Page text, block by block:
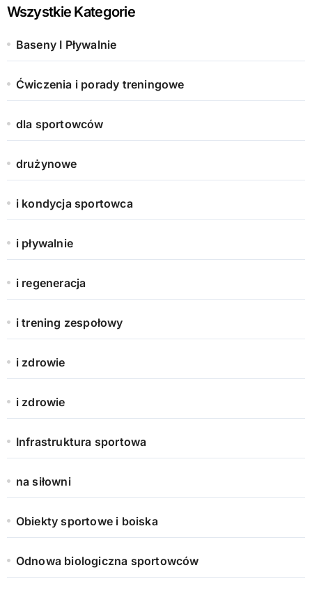
Wszystkie Kategorie
Baseny I Pływalnie
Ćwiczenia i porady treningowe
dla sportowców
drużynowe
i kondycja sportowca
i pływalnie
i regeneracja
i trening zespołowy
i zdrowie
i zdrowie
Infrastruktura sportowa
na siłowni
Obiekty sportowe i boiska
Odnowa biologiczna sportowców